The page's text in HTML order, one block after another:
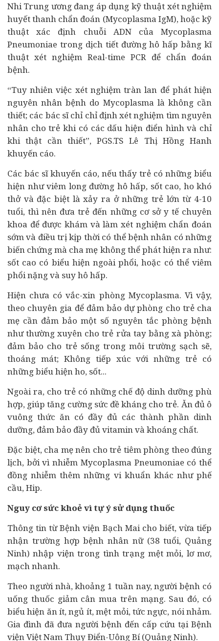
Nhi Trung ương đang áp dụng kỹ thuật xét nghiệm
huyết thanh chẩn đoán (Mycoplasma IgM), hoặc kỹ
thuật xác định chuỗi ADN của Mycoplasma
Pneumoniae trong dịch tiết đường hô hấp bằng kĩ
thuật xét nghiệm Real-time PCR để chẩn đoán
bệnh.
“Tuy nhiên việc xét nghiệm tràn lan để phát hiện
nguyên nhân bệnh do Mycoplasma là không cần
thiết; các bác sĩ chỉ chỉ định xét nghiệm tìm nguyên
nhân cho trẻ khi có các dấu hiện điển hình và chỉ
khi thật cần thiết”, PGS.TS Lê Thị Hồng Hanh
khuyến cáo.
Các bác sĩ khuyến cáo, nếu thấy trẻ có những biểu
hiện như viêm long đường hô hấp, sốt cao, ho khó
thở và đặc biệt là xảy ra ở những trẻ lớn từ 4-10
tuổi, thì nên đưa trẻ đến những cơ sở y tếchuyên
khoa để được khám và làm xét nghiệm chẩn đoán
sớm và điều trị kịp thời có thể bệnh nhân có những
biến chứng mà cha mẹ không thể phát hiện ra như:
sốt cao có biểu hiện ngoài phổi, hoặc có thể viêm
phổi nặng và suy hô hấp.
Hiện chưa có vắc-xin phòng Mycoplasma. Vì vậy,
theo chuyên gia để đảm bảo dự phòng cho trẻ cha
mẹ cần đảm bảo một số nguyên tắc phòng bệnh
như thường xuyên cho trẻ rửa tay bằng xà phòng;
đảm bảo cho trẻ sống trong môi trường sạch sẽ,
thoáng mát; Không tiếp xúc với những trẻ có
những biểu hiện ho, sốt...
Ngoài ra, cho trẻ có những chế độ dinh dưỡng phù
hợp, giúp tăng cường sức đề kháng cho trẻ. Ăn đủ ô
vuông thức ăn có đầy đủ các thành phần dinh
dưỡng, đảm bảo đầy đủ vitamin và khoáng chất.
Đặc biệt, cha mẹ nên cho trẻ tiêm phòng theo đúng
lịch, bởi vì nhiễm Mycoplasma Pneumoniae có thể
đồng nhiễm thêm những vi khuẩn khác như phế
cầu, Hip.
Nguy cơ sức khoẻ vì tự ý sử dụng thuốc
Thông tin từ Bệnh viện Bạch Mai cho biết, vừa tiếp
nhận trường hợp bệnh nhân nữ (38 tuổi, Quảng
Ninh) nhập viện trong tình trạng mệt mỏi, lơ mơ,
mạch nhanh.
Theo người nhà, khoảng 1 tuần nay, người bệnh có
uống thuốc giảm cân mua trên mạng. Sau đó, có
biểu hiện ăn ít, ngủ ít, mệt mỏi, tức ngực, nói nhảm.
Gia đình đã đưa người bệnh đến cấp cứu tại Bệnh
viện Việt Nam Thụy Điển-Uông Bí (Quảng Ninh).